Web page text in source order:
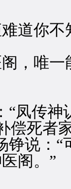
道你不
唯一
传神
偿死者
说：“
阁。”